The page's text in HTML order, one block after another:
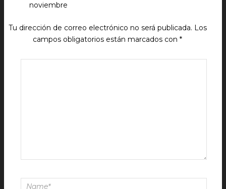
noviembre
Tu dirección de correo electrónico no será publicada. Los
campos obligatorios están marcados con*